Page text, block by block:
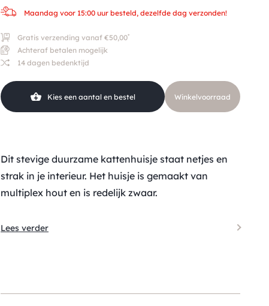
Maandag voor 15:00 uur besteld, dezelfde dag verzonden!
Gratis verzending vanaf €50,00*
Achteraf betalen mogelijk
14 dagen bedenktijd
Kies een aantal en bestel Winkelvoorraad
Dit stevige duurzame kattenhuisje staat netjes en
strak in je interieur. Het huisje is gemaakt van
multiplex hout en is redelijk zwaar.
Lees verder